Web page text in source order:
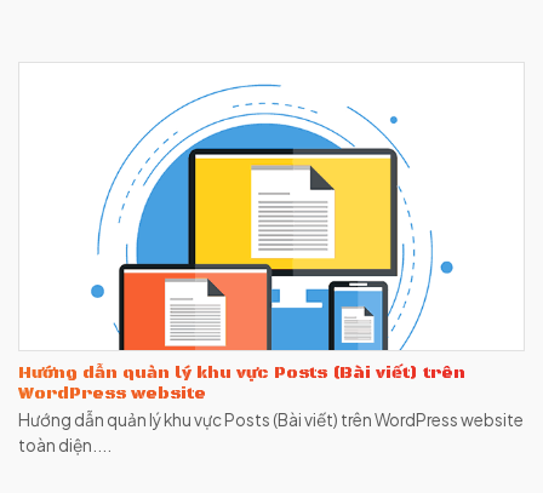
Hướng dẫn quản lý khu vực Posts (Bài viết) trên
WordPress website
Hướng dẫn quản lý khu vực Posts (Bài viết) trên WordPress website
toàn diện....